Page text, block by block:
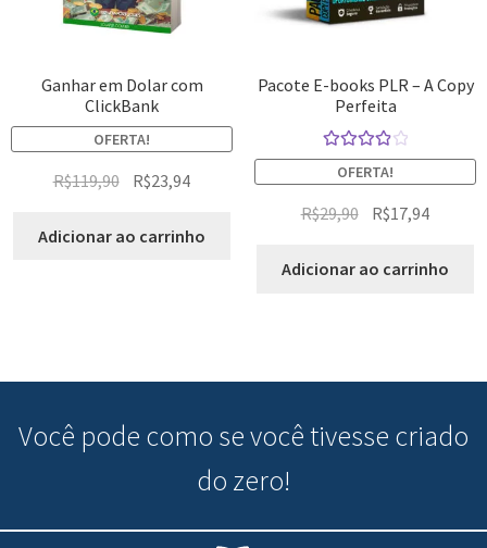
Ganhar em Dolar com
ClickBank
OFERTA!
R$119,90 R$23,94
Adicionar ao carrinho
Pacote E-books PLR – A Copy
Perfeita
Avaliação
4.00de 5
OFERTA!
R$29,90 R$17,94
Adicionar ao carrinho
Você pode como se você tivesse criado
do zero!